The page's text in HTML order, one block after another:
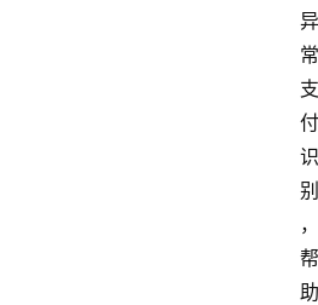
异
常
支
付
识
别
，
帮
助